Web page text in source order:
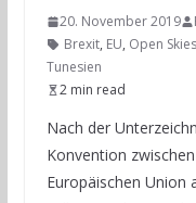
20. November 2019
Brexit, EU, Open Skies
Tunesien
2 min read
Nach der
Konvention
Europäischen Union